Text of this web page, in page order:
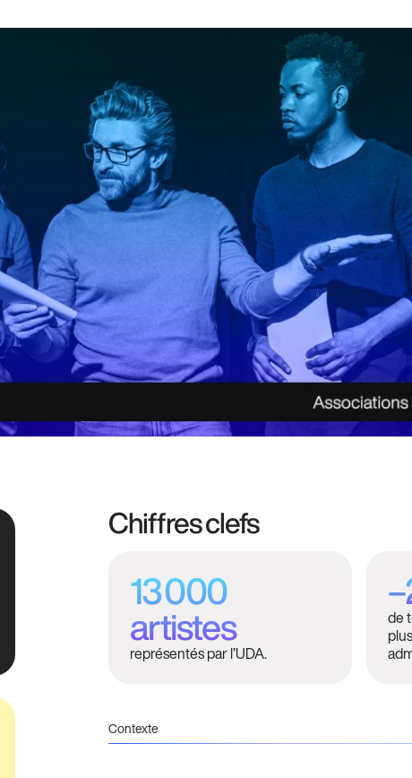
Chiffres clefs
13 000
artistes
représentés par l’UDA.
de
Contexte